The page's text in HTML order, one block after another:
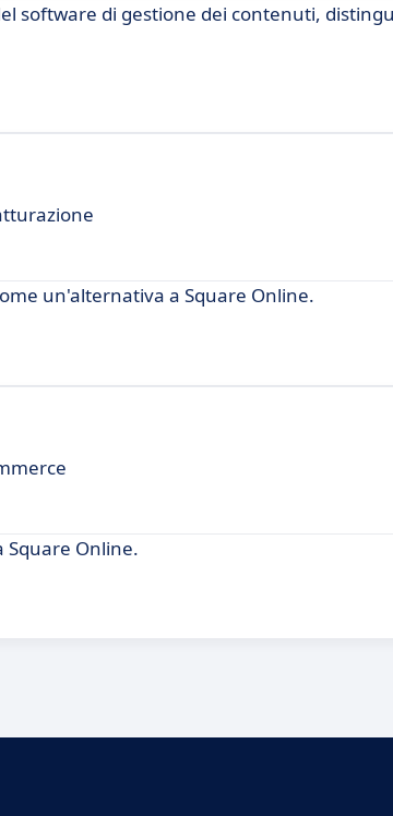
software di gestione dei contenuti,
un'alternativa a Square Online.
Online.